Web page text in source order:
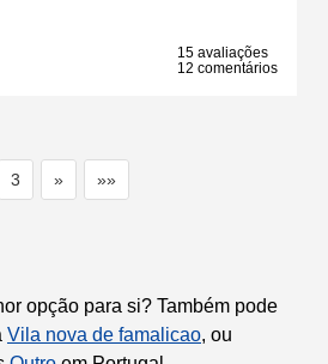
15 avaliações
12 comentários
3 » »»
opção para si? Também pode
Vila nova de famalicao, ou